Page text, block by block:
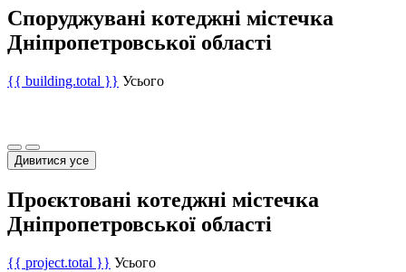
Споруджувані котеджні містечка
Дніпропетровської області
{{ building.total }} Усього
Дивитися усе
Проєктовані котеджні містечка
Дніпропетровської області
{{ project.total }} Усього